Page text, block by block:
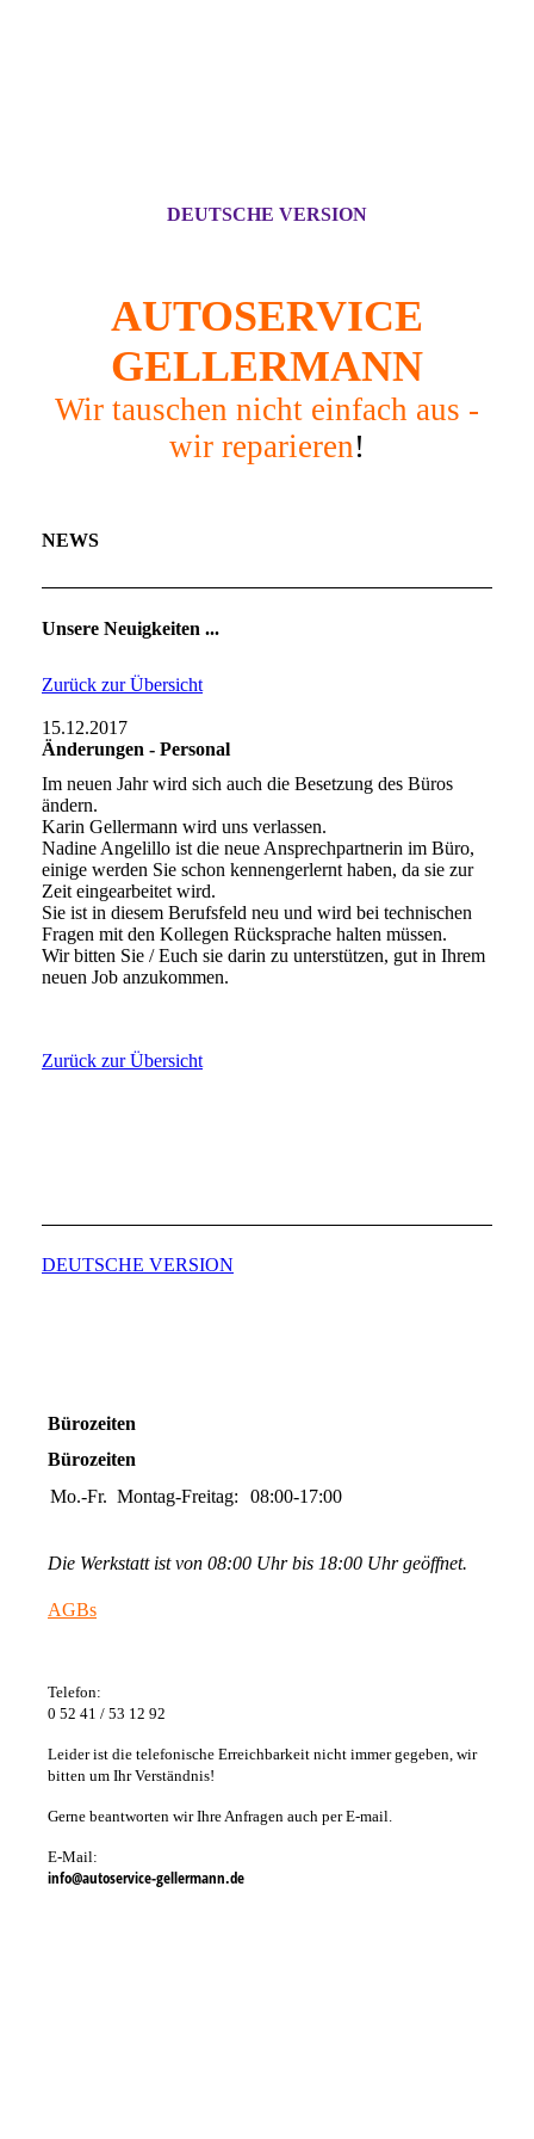
DEUTSCHE VERSION
AUTOSERVICE
GELLERMANN
Wir tauschen nicht einfach aus -
wir reparieren!
NEWS
Unsere Neuigkeiten ...
Zurück zur Übersicht
15.12.2017
Änderungen - Personal
Im neuen Jahr wird sich auch die Besetzung des Büros
ändern.
Karin Gellermann wird uns verlassen.
Nadine Angelillo ist die neue Ansprechpartnerin im Büro,
einige werden Sie schon kennengerlernt haben, da sie zur
Zeit eingearbeitet wird.
Sie ist in diesem Berufsfeld neu und wird bei technischen
Fragen mit den Kollegen Rücksprache halten müssen.
Wir bitten Sie / Euch sie darin zu unterstützen, gut in Ihrem
neuen Job anzukommen.
Zurück zur Übersicht
DEUTSCHE VERSION
Bürozeiten
Bürozeiten
Mo.-Fr. Montag-Freitag: 08:00-17:00
Die Werkstatt ist von 08:00 Uhr bis 18:00 Uhr geöffnet.
AGBs
Telefon:
0 52 41 / 53 12 92
Leider ist die telefonische Erreichbarkeit nicht immer gegeben, wir
bitten um Ihr Verständnis!
Gerne beantworten wir Ihre Anfragen auch per E-mail.
E-Mail:
info@autoservice-gellermann.de